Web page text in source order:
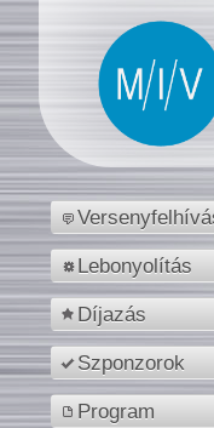
Lebonyolítás
Díjazás
Szponzorok
Program